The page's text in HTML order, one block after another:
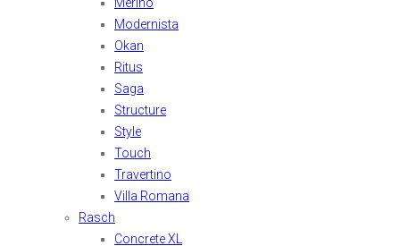
Modernista
Okan
Ritus
Saga
Structure
Style
Touch
Travertino
Villa Romana
Rasch
Concrete XL